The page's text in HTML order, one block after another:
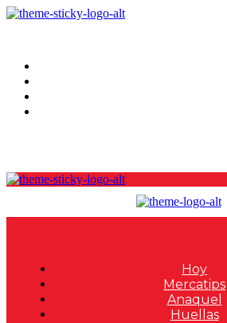
Hoy
Mercatips
Anaquel
Huellas